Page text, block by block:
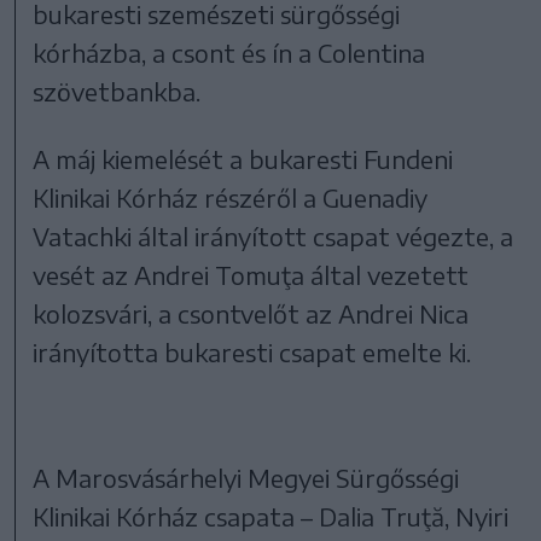
bukaresti szemészeti sürgősségi
kórházba, a csont és ín a Colentina
szövetbankba.
A máj kiemelését a bukaresti Fundeni
Klinikai Kórház részéről a Guenadiy
Vatachki által irányított csapat végezte, a
vesét az Andrei Tomuţa által vezetett
kolozsvári, a csontvelőt az Andrei Nica
irányította bukaresti csapat emelte ki.
A Marosvásárhelyi Megyei Sürgősségi
Klinikai Kórház csapata – Dalia Truţă, Nyiri